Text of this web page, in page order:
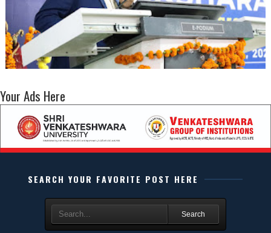
Your Ads Here
SEARCH YOUR FAVORITE POST HERE
Search